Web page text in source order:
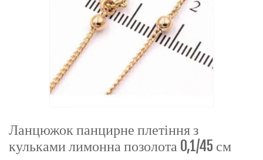
Ланцюжок панцирне плетіння з
кульками лимонна позолота 0,1/45 см